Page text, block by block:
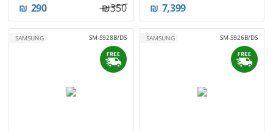
7,399
₪
350
₪
290
₪
SM-S926B/DS
SAMSUNG
SM-S928B/DS
SAMSUNG